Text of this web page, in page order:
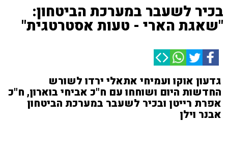
בכיר לשעבר במערכת הביטחון:
"שאגת הארי - טעות אסטרטגית"
גדעון אוקו ועמיחי אתאלי ירדו לשורש
החדשות היום ושוחחו עם ח"כ אביחי בוארון, ח"כ
אפרת רייטן ובכיר לשעבר במערכת הביטחון
אבנר וילן